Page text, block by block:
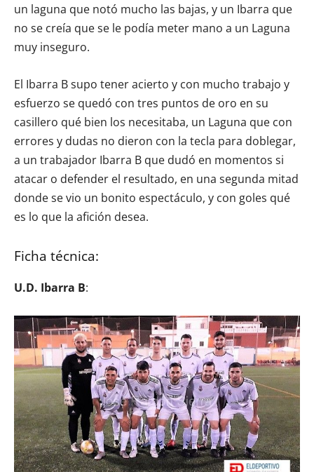
un laguna que notó mucho las bajas, y un Ibarra que
no se creía que se le podía meter mano a un Laguna
muy inseguro.
El Ibarra B supo tener acierto y con mucho trabajo y
esfuerzo se quedó con tres puntos de oro en su
casillero qué bien los necesitaba, un Laguna que con
errores y dudas no dieron con la tecla para doblegar,
a un trabajador Ibarra B que dudó en momentos si
atacar o defender el resultado, en una segunda mitad
donde se vio un bonito espectáculo, y con goles qué
es lo que la afición desea.
Ficha técnica:
U.D. Ibarra B: